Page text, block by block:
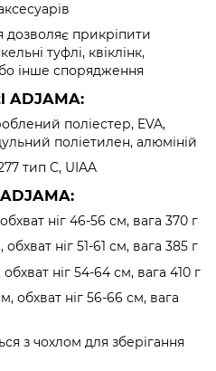
дозволяє прикріпити
туфлі, квіклінк,
інше спорядження
ADJAMA:
поліестер, EVA,
поліетилен, алюміній
тип C, UIAA
ніг 46-56 см, вага 370 г
обхват ніг 51-61 см, вага 385 г
обхват ніг 54-64 см, вага 410 г
обхват ніг 56-66 см, вага
з чохлом для зберігання